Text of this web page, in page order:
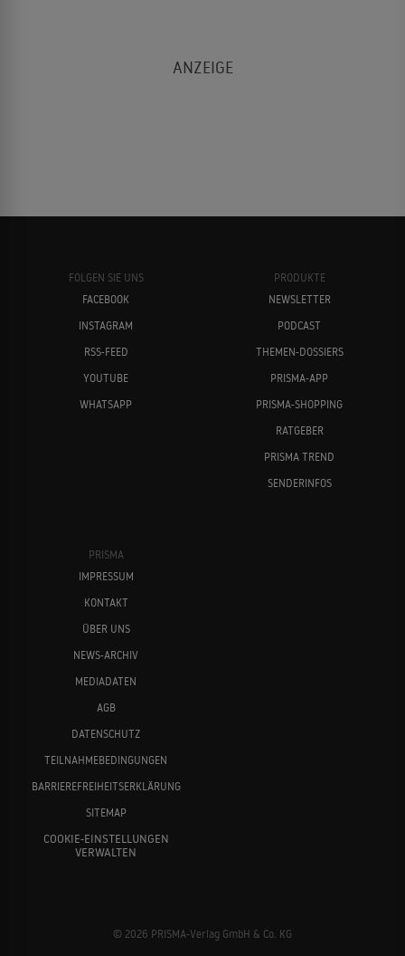
FOLGEN SIE UNS
FACEBOOK
INSTAGRAM
RSS-FEED
YOUTUBE
WHATSAPP
PRODUKTE
NEWSLETTER
PODCAST
THEMEN-DOSSIERS
PRISMA-APP
PRISMA-SHOPPING
RATGEBER
PRISMA TREND
SENDERINFOS
PRISMA
IMPRESSUM
KONTAKT
ÜBER UNS
NEWS-ARCHIV
MEDIADATEN
AGB
DATENSCHUTZ
TEILNAHMEBEDINGUNGEN
BARRIEREFREIHEITSERKLÄRUNG
SITEMAP
COOKIE-EINSTELLUNGEN
VERWALTEN
© 2026 PRISMA-Verlag GmbH & Co. KG